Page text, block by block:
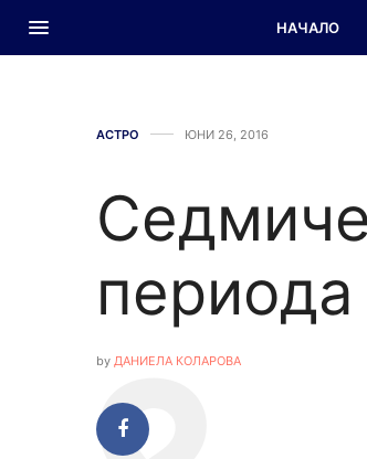
НАЧАЛО
АСТРО ЮНИ 26, 2016
by ДАНИЕЛА КОЛАРОВА